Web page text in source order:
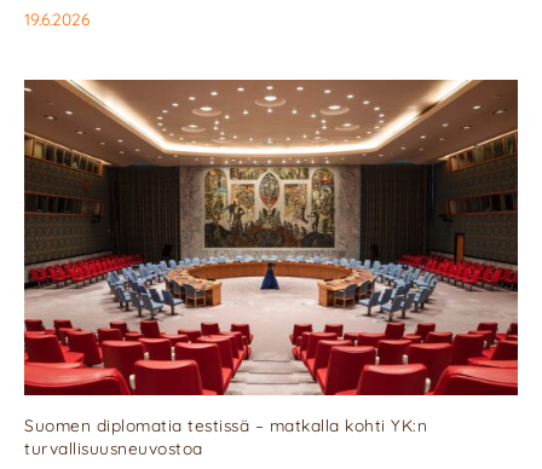
19.6.2026
Suomen diplomatia testissä – matkalla kohti YK:n
turvallisuusneuvostoa